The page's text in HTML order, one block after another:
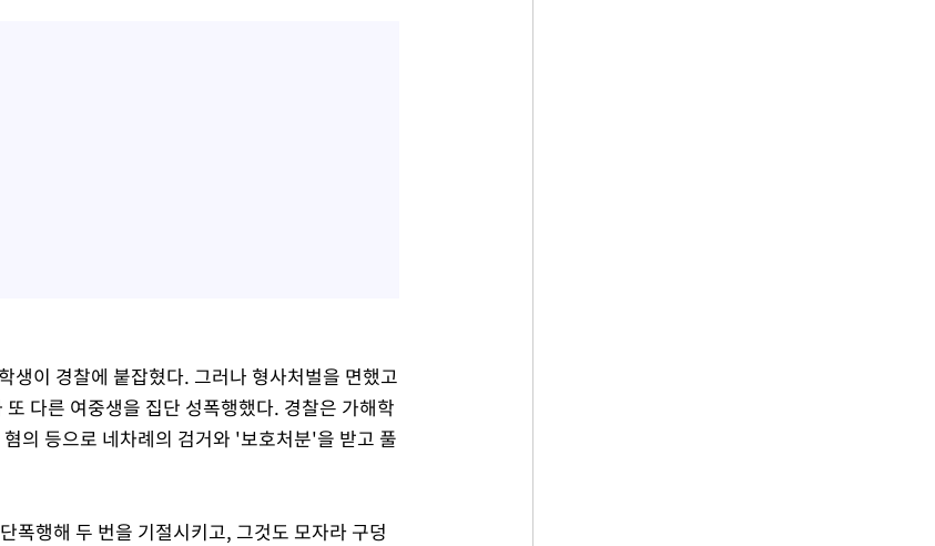
생이 경찰에 붙잡혔다. 그러나 형사처벌을 면했고
다른 여중생을 집단 성폭행했다. 경찰은 가해학
의 등으로 네차례의 검거와 '보호처분'을 받고 풀
폭행해 두 번을 기절시키고, 그것도 모자라 구덩